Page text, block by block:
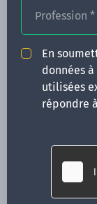
Profession *
En
données
utilisées
répondre
ACTUALITÉS
INFOS
Qui sommes-
35000 Rennes
02 99 05 25 47